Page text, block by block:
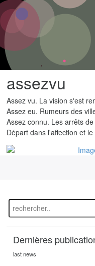
assezvu
Assez vu. La vision s'est
Assez eu. Rumeurs des
Assez connu. Les arrêts
Départ dans l'affection et
Dernières
last news